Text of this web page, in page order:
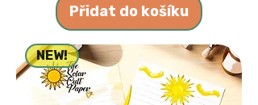
Přidat do košíku
NEW!